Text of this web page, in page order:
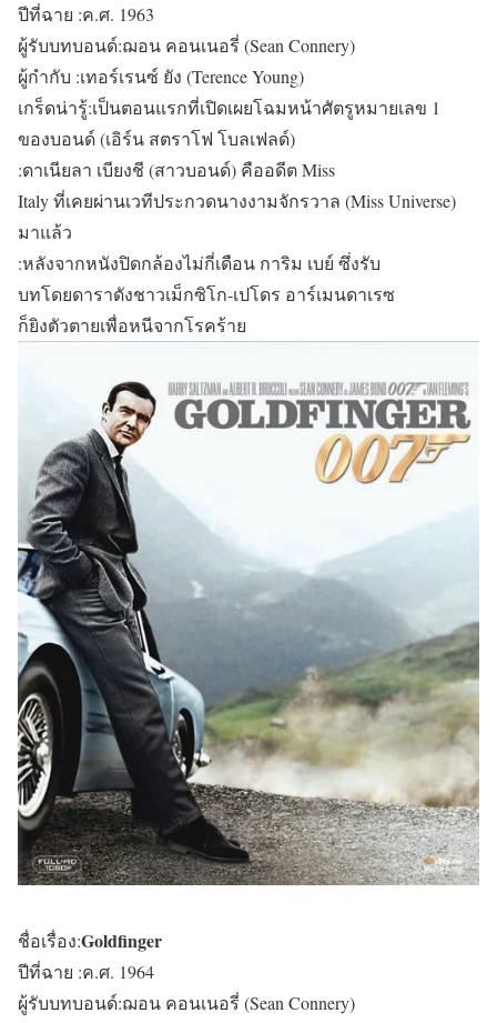
ปีที่ฉาย :ค.ศ. 1963
ผู้รับบทบอนด์:ฌอน คอนเนอรี่ (Sean Connery)
ผู้กำกับ :เทอร์เรนซ์ ยัง (Terence Young)
เกร็ดน่ารู้:เป็นตอนแรกที่เปิดเผยโฉมหน้าศัตรูหมายเลข 1
ของบอนด์ (เอิร์น สตราโฟ โบลเฟลด์)
:ดาเนียลา เบียงชี (สาวบอนด์) คืออดีต Miss
Italy ที่เคยผ่านเวทีประกวดนางงามจักรวาล (Miss Universe)
มาแล้ว
:หลังจากหนังปิดกล้องไม่กี่เดือน การิม เบย์ ซึ่งรับ
บทโดยดาราดังชาวเม็กซิโก-เปโดร อาร์เมนดาเรซ
ก็ยิงตัวตายเพื่อหนีจากโรคร้าย
ชื่อเรื่อง:Goldfinger
ปีที่ฉาย :ค.ศ. 1964
ผู้รับบทบอนด์:ฌอน คอนเนอรี่ (Sean Connery)